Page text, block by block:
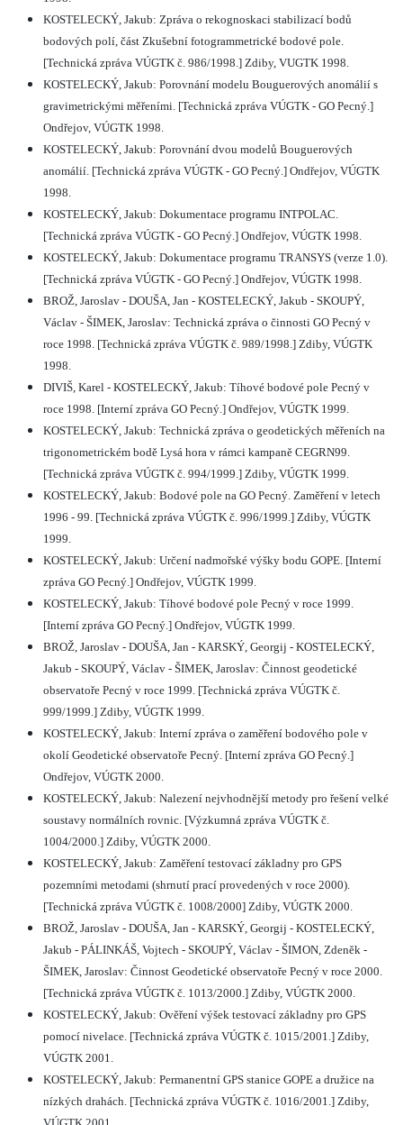
KOSTELECKÝ, Jakub: Zpráva o rekognoskaci stabilizací bodů
bodových polí, část Zkušební fotogrammetrické bodové pole.
[Technická zpráva VÚGTK č. 986/1998.] Zdiby, VUGTK 1998.
KOSTELECKÝ, Jakub: Porovnání modelu Bouguerových anomálií s
gravimetrickými měřeními. [Technická zpráva VÚGTK - GO Pecný.]
Ondřejov, VÚGTK 1998.
KOSTELECKÝ, Jakub: Porovnání dvou modelů Bouguerových
anomálií. [Technická zpráva VÚGTK - GO Pecný.] Ondřejov, VÚGTK
1998.
KOSTELECKÝ, Jakub: Dokumentace programu INTPOLAC.
[Technická zpráva VÚGTK - GO Pecný.] Ondřejov, VÚGTK 1998.
KOSTELECKÝ, Jakub: Dokumentace programu TRANSYS (verze 1.0).
[Technická zpráva VÚGTK - GO Pecný.] Ondřejov, VÚGTK 1998.
BROŽ, Jaroslav - DOUŠA, Jan - KOSTELECKÝ, Jakub - SKOUPÝ,
Václav - ŠIMEK, Jaroslav: Technická zpráva o činnosti GO Pecný v
roce 1998. [Technická zpráva VÚGTK č. 989/1998.] Zdiby, VÚGTK
1998.
DIVIŠ, Karel - KOSTELECKÝ, Jakub: Tíhové bodové pole Pecný v
roce 1998. [Interní zpráva GO Pecný.] Ondřejov, VÚGTK 1999.
KOSTELECKÝ, Jakub: Technická zpráva o geodetických měřeních na
trigonometrickém bodě Lysá hora v rámci kampaně CEGRN99.
[Technická zpráva VÚGTK č. 994/1999.] Zdiby, VÚGTK 1999.
KOSTELECKÝ, Jakub: Bodové pole na GO Pecný. Zaměření v letech
1996 - 99. [Technická zpráva VÚGTK č. 996/1999.] Zdiby, VÚGTK
1999.
KOSTELECKÝ, Jakub: Určení nadmořské výšky bodu GOPE. [Interní
zpráva GO Pecný.] Ondřejov, VÚGTK 1999.
KOSTELECKÝ, Jakub: Tíhové bodové pole Pecný v roce 1999.
[Interní zpráva GO Pecný.] Ondřejov, VÚGTK 1999.
BROŽ, Jaroslav - DOUŠA, Jan - KARSKÝ, Georgij - KOSTELECKÝ,
Jakub - SKOUPÝ, Václav - ŠIMEK, Jaroslav: Činnost geodetické
observatoře Pecný v roce 1999. [Technická zpráva VÚGTK č.
999/1999.] Zdiby, VÚGTK 1999.
KOSTELECKÝ, Jakub: Interní zpráva o zaměření bodového pole v
okolí Geodetické observatoře Pecný. [Interní zpráva GO Pecný.]
Ondřejov, VÚGTK 2000.
KOSTELECKÝ, Jakub: Nalezení nejvhodnější metody pro řešení velké
soustavy normálních rovnic. [Výzkumná zpráva VÚGTK č.
1004/2000.] Zdiby, VÚGTK 2000.
KOSTELECKÝ, Jakub: Zaměření testovací základny pro GPS
pozemními metodami (shrnutí prací provedených v roce 2000).
[Technická zpráva VÚGTK č. 1008/2000] Zdiby, VÚGTK 2000.
BROŽ, Jaroslav - DOUŠA, Jan - KARSKÝ, Georgij - KOSTELECKÝ,
Jakub - PÁLINKÁŠ, Vojtech - SKOUPÝ, Václav - ŠIMON, Zdeněk -
ŠIMEK, Jaroslav: Činnost Geodetické observatoře Pecný v roce 2000.
[Technická zpráva VÚGTK č. 1013/2000.] Zdiby, VÚGTK 2000.
KOSTELECKÝ, Jakub: Ověření výšek testovací základny pro GPS
pomocí nivelace. [Technická zpráva VÚGTK č. 1015/2001.] Zdiby,
VÚGTK 2001.
KOSTELECKÝ, Jakub: Permanentní GPS stanice GOPE a družice na
nízkých drahách. [Technická zpráva VÚGTK č. 1016/2001.] Zdiby,